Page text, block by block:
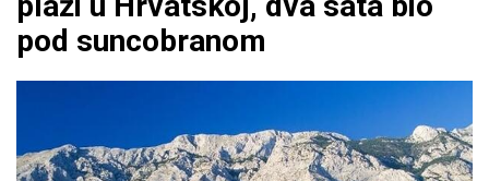
pod suncobranom